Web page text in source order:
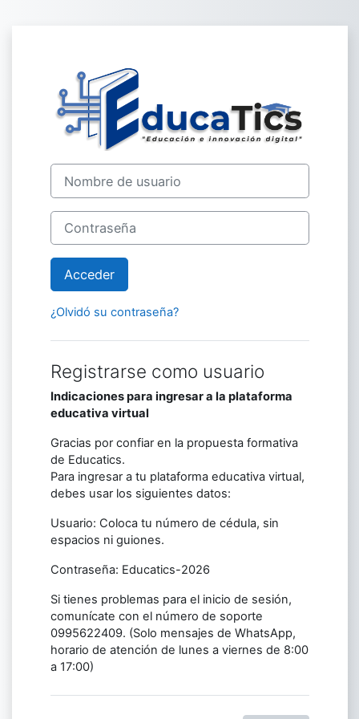
Nombre de usuario
Contraseña
Acceder
¿Olvidó su contraseña?
Registrarse como usuario
Indicaciones para ingresar a la plataforma
educativa virtual
Gracias por confiar en la propuesta formativa
de Educatics.
Para ingresar a tu plataforma educativa virtual,
debes usar los siguientes datos:
Usuario: Coloca tu número de cédula, sin
espacios ni guiones.
Contraseña: Educatics-2026
Si tienes problemas para el inicio de sesión,
comunícate con el número de soporte
0995622409. (Solo mensajes de WhatsApp,
horario de atención de lunes a viernes de 8:00
a 17:00)